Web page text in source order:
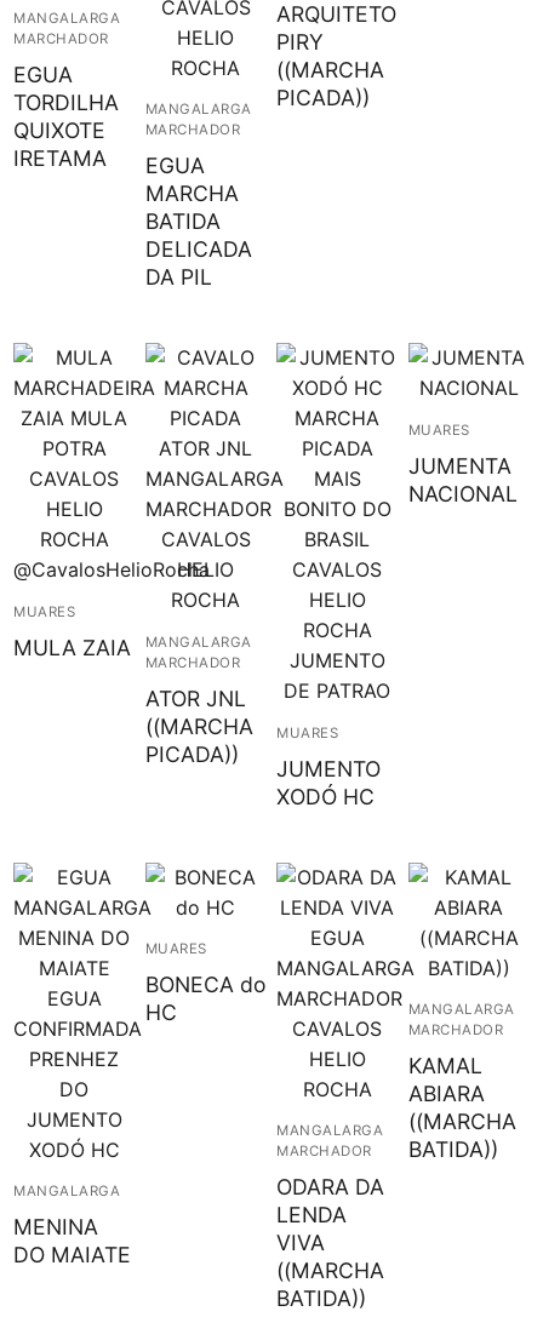
MANGALARGA
MARCHADOR
EGUA
TORDILHA
QUIXOTE
IRETAMA
MANGALARGA
MARCHADOR
EGUA
MARCHA
BATIDA
DELICADA
DA PIL
ARQUITETO
PIRY
((MARCHA
PICADA))
MUARES
MULA ZAIA
MANGALARGA
MARCHADOR
ATOR JNL
((MARCHA
PICADA))
MUARES
JUMENTO
XODÓ HC
MUARES
JUMENTA
NACIONAL
MANGALARGA
MENINA
DO MAIATE
MUARES
BONECA do
HC
MANGALARGA
MARCHADOR
ODARA DA
LENDA
VIVA
((MARCHA
BATIDA))
MANGALARGA
MARCHADOR
KAMAL
ABIARA
((MARCHA
BATIDA))